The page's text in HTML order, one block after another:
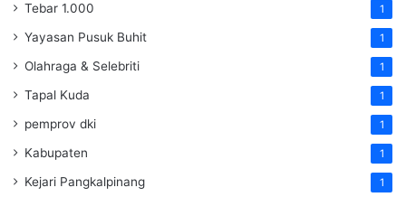
Tebar 1.000 1
Yayasan Pusuk Buhit 1
Olahraga & Selebriti 1
Tapal Kuda 1
pemprov dki 1
Kabupaten 1
Kejari Pangkalpinang 1